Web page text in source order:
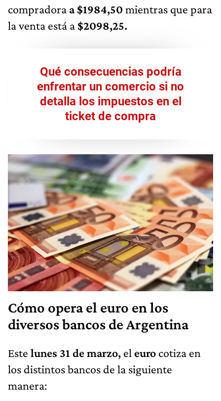
compradora a $1984,50 mientras que para
la venta está a $2098,25.
Qué consecuencias podría
enfrentar un comercio si no
detalla los impuestos en el
ticket de compra
Cómo opera el euro en los
diversos bancos de Argentina
Este lunes 31 de marzo, el euro cotiza en
los distintos bancos de la siguiente
manera: